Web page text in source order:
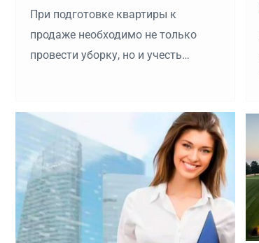
При подготовке квартиры к
продаже необходимо не только
провести уборку, но и учесть
продажу. Рассмотрим подробнее,
какие шаги следует предпринять.